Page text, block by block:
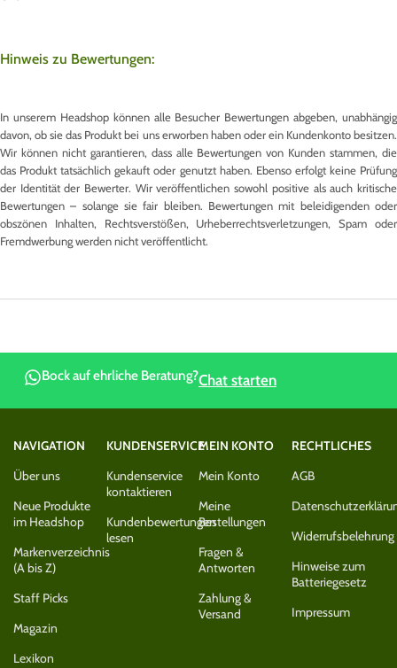
Hinweis zu Bewertungen:
In unserem Headshop können alle Besucher Bewertungen abgeben, unabhängig
davon, ob sie das Produkt bei uns erworben haben oder ein Kundenkonto besitzen.
Wir können nicht garantieren, dass alle Bewertungen von Kunden stammen, die
das Produkt tatsächlich gekauft oder genutzt haben. Ebenso erfolgt keine Prüfung
der Identität der Bewerter. Wir veröffentlichen sowohl positive als auch kritische
Bewertungen – solange sie fair bleiben. Bewertungen mit beleidigenden oder
obszönen Inhalten, Rechtsverstößen, Urheberrechtsverletzungen, Spam oder
Fremdwerbung werden nicht veröffentlicht.
Bock auf ehrliche Beratung?Chat starten
NAVIGATION
Über uns
Neue Produkte
im Headshop
Markenverzeichnis
(A bis Z)
Staff Picks
Magazin
Lexikon
KUNDENSERVICE
Kundenservice
kontaktieren
Kundenbewertungen
lesen
MEIN KONTO
Mein Konto
Meine
Bestellungen
Fragen &
Antworten
Zahlung &
Versand
RECHTLICHES
AGB
Widerrufsbelehrung
Hinweise zum
Batteriegesetz
Impressum